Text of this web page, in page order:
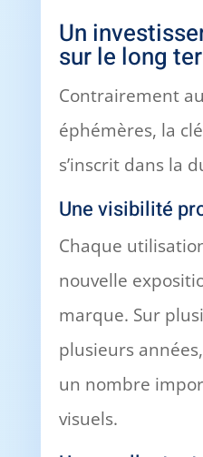
Un
sur le long
Contrairement
éphémères, la
s’inscrit dans la
Une visibilité
Chaque
nouvelle
marque. Sur
plusieurs
un nombre
visuels.